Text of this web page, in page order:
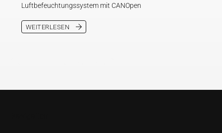
Luftbefeuchtungssystem mit CANOpen
WEITERLESEN